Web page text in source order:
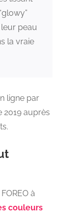
peau
la vraie
ligne par
2019 auprès
à
couleurs